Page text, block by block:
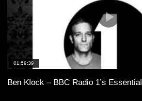
01:59:39
Ben Klock – BBC Radio 1’s